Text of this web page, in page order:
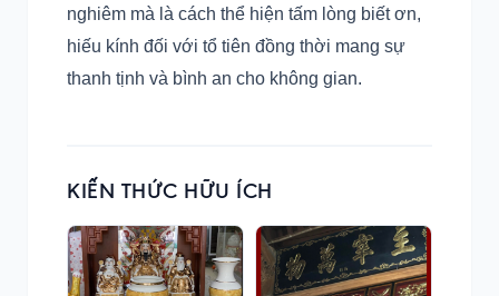
nghiêm mà là cách thể hiện tấm lòng biết ơn,
hiếu kính đối với tổ tiên đồng thời mang sự
thanh tịnh và bình an cho không gian.
KIẾN THỨC HỮU ÍCH